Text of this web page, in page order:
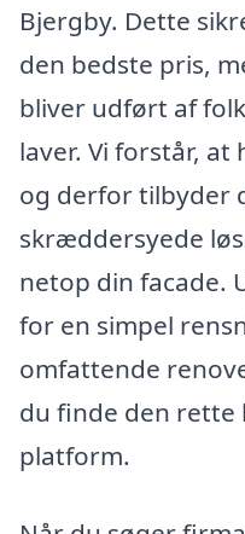
Bjergby. Dette
den bedste pris,
bliver udført af
laver. Vi forstår,
og derfor tilbyder
skræddersyede
netop din facade.
for en simpel
omfattende
du finde den
platform.